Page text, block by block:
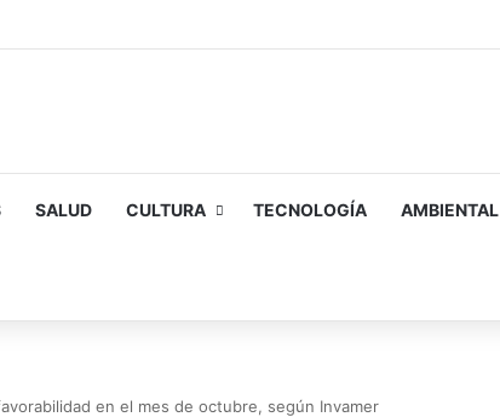
SALUD CULTURA TECNOLOGÍA AMBIENTAL
en el mes de octubre, según Invamer